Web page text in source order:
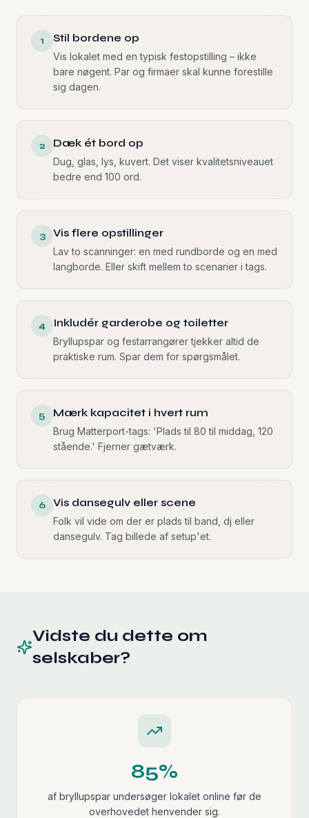
1 Stil bordene op
Vis lokalet med en typisk festopstilling – ikke
bare nøgent. Par og firmaer skal kunne forestille
sig dagen.
2 Dæk ét bord op
Dug, glas, lys, kuvert. Det viser kvalitetsniveauet
bedre end 100 ord.
3 Vis flere opstillinger
Lav to scanninger: en med rundborde og en med
langborde. Eller skift mellem to scenarier i tags.
4 Inkludér garderobe og toiletter
Bryllupspar og festarrangører tjekker altid de
praktiske rum. Spar dem for spørgsmålet.
5 Mærk kapacitet i hvert rum
Brug Matterport-tags: 'Plads til 80 til middag, 120
stående.' Fjerner gætværk.
6 Vis dansegulv eller scene
Folk vil vide om der er plads til band, dj eller
dansegulv. Tag billede af setup'et.
Vidste du dette om
selskaber?
85%
af bryllupspar undersøger lokalet online før de
overhovedet henvender sig.